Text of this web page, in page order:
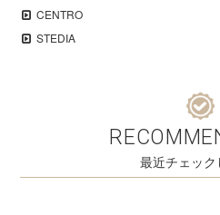
CENTRO
STEDIA
最近チェック